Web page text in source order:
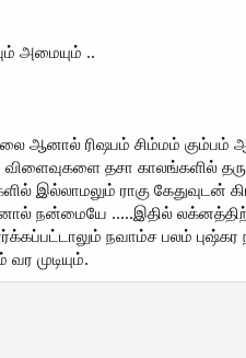
அமையும் ..
ஆனால் ரிஷபம் சிம்மம்
விளைவுகளை தசா காலங்களில்
இல்லாமலும் ராகு கேதுவுடன்
நன்மையே .....இதில்
நவாம்ச பலம்
முடியும்.